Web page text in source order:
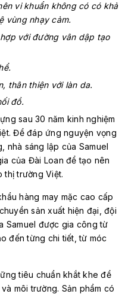
vi khuẩn không có có khả
vùng nhạy cảm.
với đường vân dập tạo
thân thiện với làn da.
đồ.
sau 30 năm kinh nghiệm
Để đáp ứng nguyện vọng
nhà sáng lập của Samuel
của Đài Loan để tạo nên
thị trường Việt.
hàng may mặc cao cấp
sản xuất hiện đại, đội
Samuel được gia công từ
đến từng chi tiết, từ móc
tiêu chuẩn khắt khe để
môi trường. Sản phẩm có